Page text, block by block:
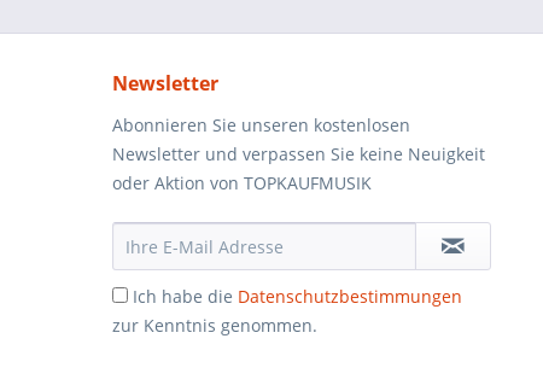
Newsletter
Abonnieren Sie unseren kostenlosen
Newsletter und verpassen Sie keine Neuigkeit
oder Aktion von TOPKAUFMUSIK
Ich habe die Datenschutzbestimmungen
zur Kenntnis genommen.